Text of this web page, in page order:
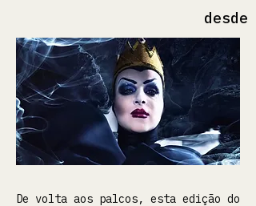
desde
De volta aos palcos, esta edição do